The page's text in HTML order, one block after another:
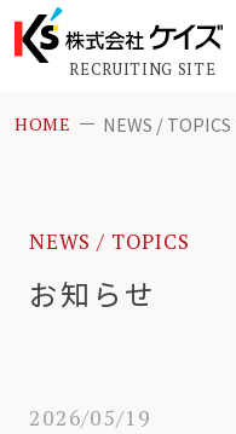
RECRUITING SITE
HOME NEWS / TOPICS
NEWS / TOPICS
お知らせ
2026/05/19